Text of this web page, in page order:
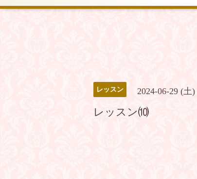
レッスン 2024-06-29 (土)
レッスン⑽